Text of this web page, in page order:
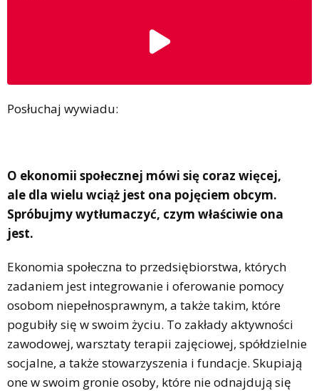
Posłuchaj wywiadu:
O ekonomii społecznej mówi się coraz więcej,
ale dla wielu wciąż jest ona pojęciem obcym.
Spróbujmy wytłumaczyć, czym właściwie ona
jest.
Ekonomia społeczna to przedsiębiorstwa, których
zadaniem jest integrowanie i oferowanie pomocy
osobom niepełnosprawnym, a także takim, które
pogubiły się w swoim życiu. To zakłady aktywności
zawodowej, warsztaty terapii zajęciowej, spółdzielnie
socjalne, a także stowarzyszenia i fundacje. Skupiają
one w swoim gronie osoby, które nie odnajdują się